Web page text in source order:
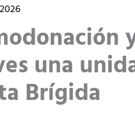
una
Brígida